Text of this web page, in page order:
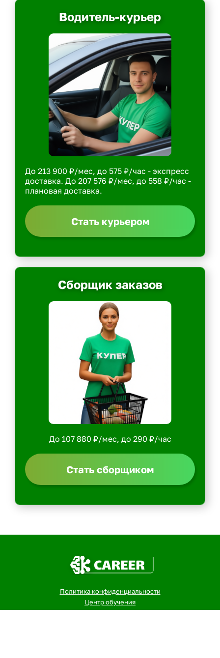
Водитель-курьер
До 213 900 ₽/мес, до 575 ₽/час - экспресс
доставка. До 207 576 ₽/мес, до 558 ₽/час -
плановая доставка.
Стать курьером
Сборщик заказов
До 107 880 ₽/мес, до 290 ₽/час
Стать сборщиком
Политика конфиденциальности
Центр обучения